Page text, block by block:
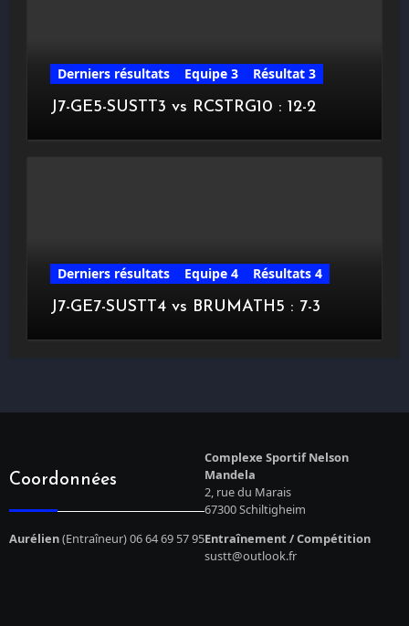
Derniers résultats Equipe 3
Résultat 3
J7-GE5-SUSTT3 vs RCSTRG10 : 12-2
Derniers résultats Equipe 4
Résultats 4
J7-GE7-SUSTT4 vs BRUMATH5 : 7-3
Coordonnées
Complexe Sportif Nelson
Mandela
2, rue du Marais
67300 Schiltigheim
Aurélien(Entraîneur) 06 64 69 57 95Entraînement / Compétition
sustt@outlook.fr